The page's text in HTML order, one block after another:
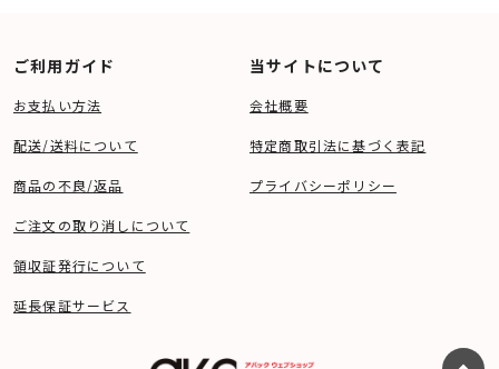
ご利用ガイド
お支払い方法
配送/送料について
商品の不良/返品
ご注文の取り消しについて
領収証発行について
延長保証サービス
当サイトについて
会社概要
特定商取引法に基づく表記
プライバシーポリシー